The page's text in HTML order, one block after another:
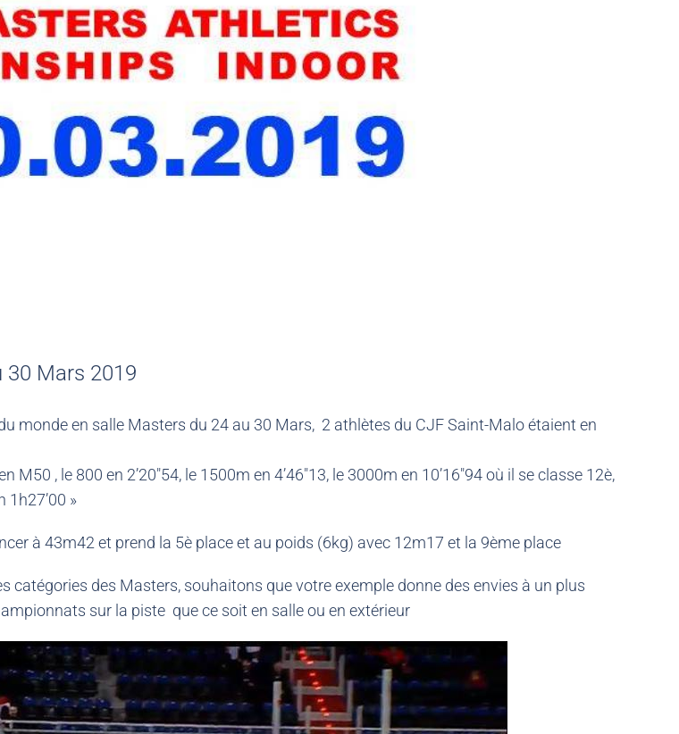
30 Mars 2019
monde en salle Masters du 24 au 30 Mars, 2 athlètes du CJF Saint-Malo étaient en
, le 800 en 2’20″54, le 1500m en 4’46″13, le 3000m en 10’16″94 où il se classe 12è,
»
à 43m42 et prend la 5è place et au poids (6kg) avec 12m17 et la 9ème place
catégories des Masters, souhaitons que votre exemple donne des envies à un plus
sur la piste que ce soit en salle ou en extérieur